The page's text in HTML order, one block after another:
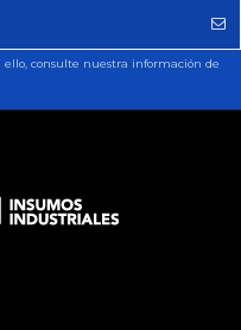
consulte nuestra información de